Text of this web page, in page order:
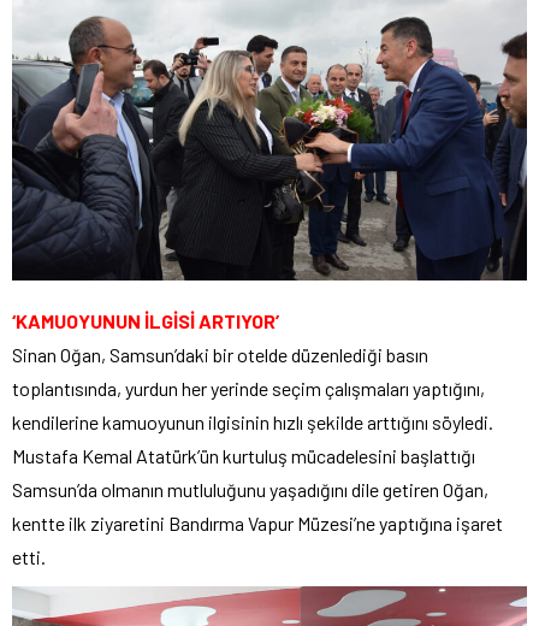
‘KAMUOYUNUN İLGİSİ ARTIYOR’
Sinan Oğan, Samsun’daki bir otelde düzenlediği basın
toplantısında, yurdun her yerinde seçim çalışmaları yaptığını,
kendilerine kamuoyunun ilgisinin hızlı şekilde arttığını söyledi.
Mustafa Kemal Atatürk’ün kurtuluş mücadelesini başlattığı
Samsun’da olmanın mutluluğunu yaşadığını dile getiren Oğan,
kentte ilk ziyaretini Bandırma Vapur Müzesi’ne yaptığına işaret
etti.